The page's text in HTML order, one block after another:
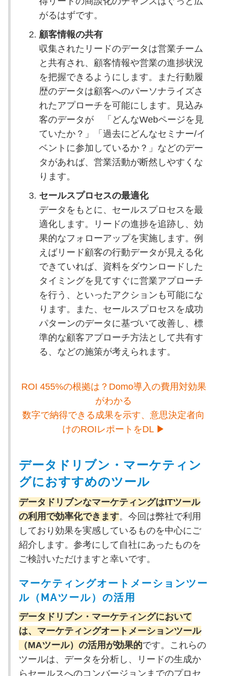
がるはずです。
顧客情報の共有
収集されたリードのデータは営業チーム
と共有され、顧客情報や営業の進捗状況
を把握できるようにします。また行動履
歴のデータは顧客へのパーソナライズさ
れたアプローチを可能にします。見込み
客のデータが 「どんなWebページを見
ていたか？」「過去にどんなセミナー/イ
ベントに参加しているか？」などのデー
タがあれば、営業活動が断然しやすくな
ります。
セールスプロセスの最適化
データをもとに、セールスプロセスを最
適化します。リードの進捗を追跡し、効
果的なフォローアップを実施します。例
えばリード顧客の行動データが見える化
できていれば、資料をダウンロードした
タイミングを見てすぐに営業アプローチ
を行う、といったアクションも可能にな
ります。また、セールスプロセスを成功
パターンのデータに基づいて改善し、標
準的な顧客アプローチ方法として共有す
る、などの施策が考えられます。
ROI 455%の根拠は？Domo導入の費用対効果
がわかる
数字で納得できる成果を示す、意思決定者向
けのROIレポートをDL ▶
データドリブン・マーケティン
グにおすすめのツール
データドリブンなマーケティングはITツール
の利用で効率化できます。今回は弊社で利用
しており効果を実感しているものを中心にご
紹介します。参考にして自社にあったものを
ご検討いただけますと幸いです。
マーケティングオートメーションツー
ル（MAツール）の活用
データドリブン・マーケティングにおいて
は、マーケティングオートメーションツール
（MAツール）の活用が効果的です。これらの
ツールは、データを分析し、リードの生成か
らセールスへのコンバージョンまでのプロセ